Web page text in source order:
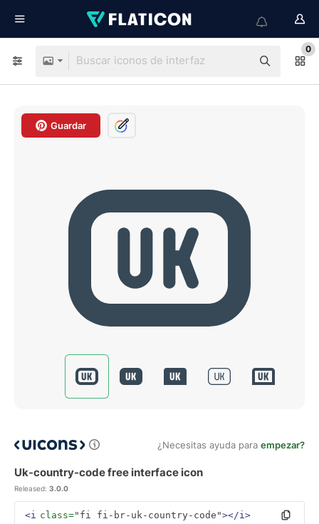
0
Guardar
¿Necesitas ayuda para empezar?
Uk-country-code free interface icon
Released: 3.0.0
<i class="fi fi-br-uk-country-code"></i>